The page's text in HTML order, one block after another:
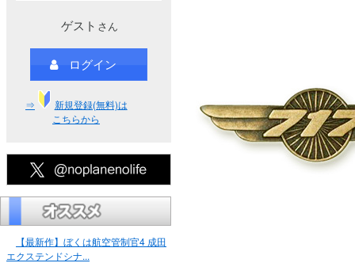
ゲスト さん
ログイン
⇒
新規登録(無料)は
こちらから
【最新作】ぼくは航空管制官4 成田
エクステンドシナ...